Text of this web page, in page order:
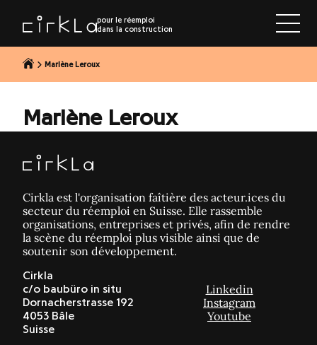
contenu
pour le réemploi
dans la construction
Marlène Leroux
Marlène Leroux
Cirkla est l'organisation faîtière des acteur.ices du
secteur du réemploi en Suisse. Elle rassemble
organisations, entreprises et privés, afin de rendre
la scène du réemploi plus visible ainsi que de
soutenir son développement.
Cirkla
c/o baubüro in situ
Dornacherstrasse 192
4053 Bâle
Suisse
Linkedin
Instagram
Youtube